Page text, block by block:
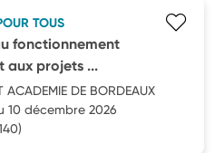
TOUS
fonctionnement
aux projets ...
ACADEMIE DE BORDEAUX
10 décembre 2026